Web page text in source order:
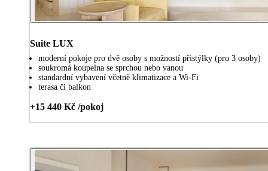
Suite LUX
moderní pokoje pro dvě osoby s možností přistýlky (pro 3 osoby)
soukromá koupelna se sprchou nebo vanou
standardní vybavení včetně klimatizace a Wi-Fi
terasa či balkon
+15 440 Kč /pokoj